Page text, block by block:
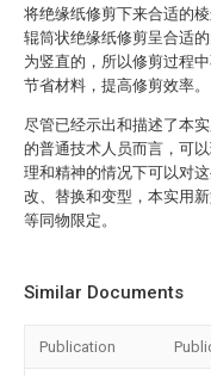
将绝缘纸修剪下来合适的
辊筒状绝缘纸修剪呈合适
为竖直的，所以修剪过程
节省材料，提高修剪效率。
尽管已经示出和描述了本
的普通技术人员而言，可
理和精神的情况下可以对
改、替换和变型，本实用
等同物限定。
Similar Documents
Publication